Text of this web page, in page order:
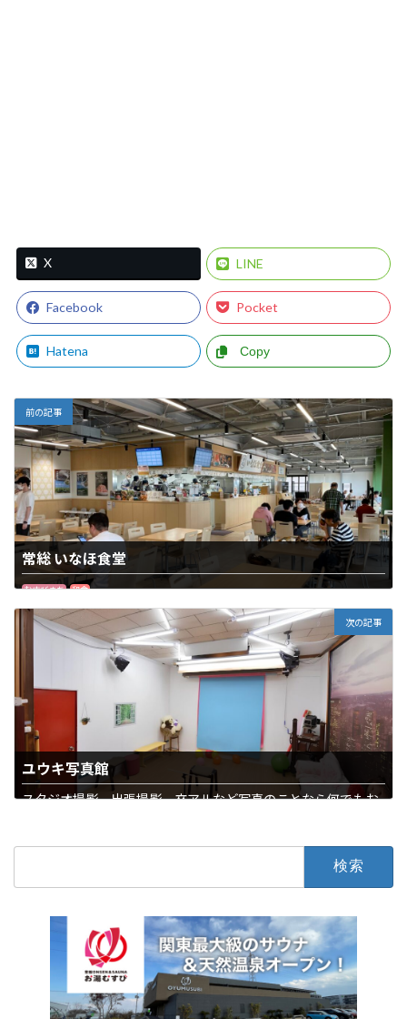
Facebook
X
Hatena
LINE
Pocket
Copy
前の記事
常総 いなほ食堂
むすびまち 和食
次の記事
ユウキ写真館
スタジオ撮影、出張撮影、卒アルなど写真のことなら何でもお